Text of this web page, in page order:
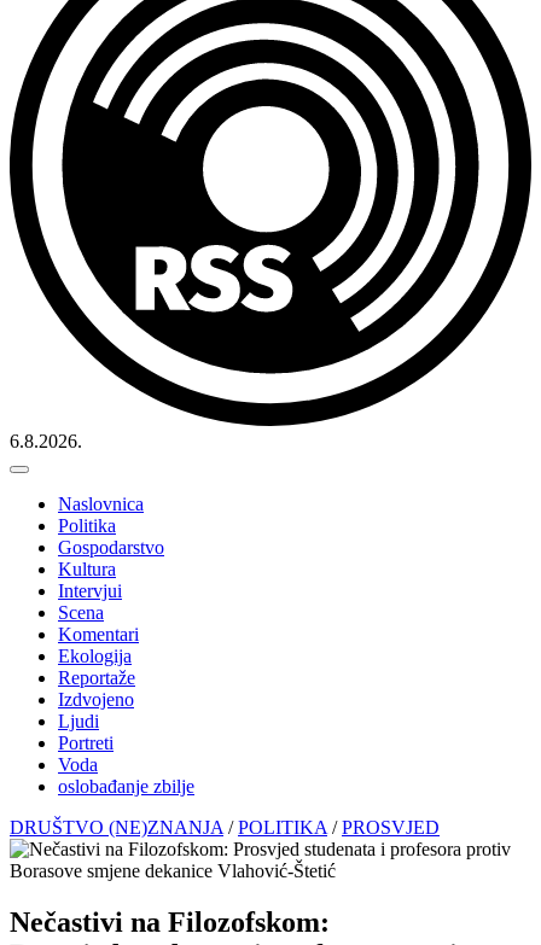
6.8.2026.
Naslovnica
Politika
Gospodarstvo
Kultura
Intervjui
Scena
Komentari
Ekologija
Reportaže
Izdvojeno
Ljudi
Portreti
Voda
oslobađanje zbilje
DRUŠTVO (NE)ZNANJA /POLITIKA /PROSVJED
Nečastivi na Filozofskom: